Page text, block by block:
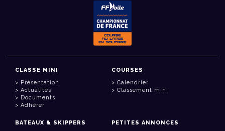
CLASSE MINI
Présentation
Actualités
Documents
Adhérer
COURSES
Calendrier
Classement mini
BATEAUX & SKIPPERS PETITES ANNONCES